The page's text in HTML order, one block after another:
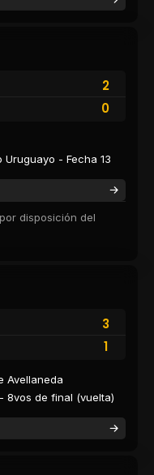
2
0
- Fecha 13
disposición del
3
1
Avellaneda
8vos de final (vuelta)